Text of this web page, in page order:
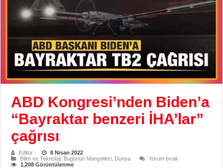
ABD Kongresi’nden Biden’a
“Bayraktar benzeri İHA’lar”
çağrısı
Editör
8 Nisan 2022
Bilim ve Teknoloji Bugünün Manşetleri Dünya
Yorum bırak
1,208 Görüntülenme